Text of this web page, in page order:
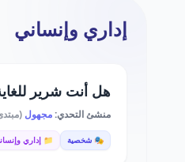
إداري وإنساني
هل أنت شرير
منشئ التحدي:مجهول
🎭 شخصية 📁 إداري